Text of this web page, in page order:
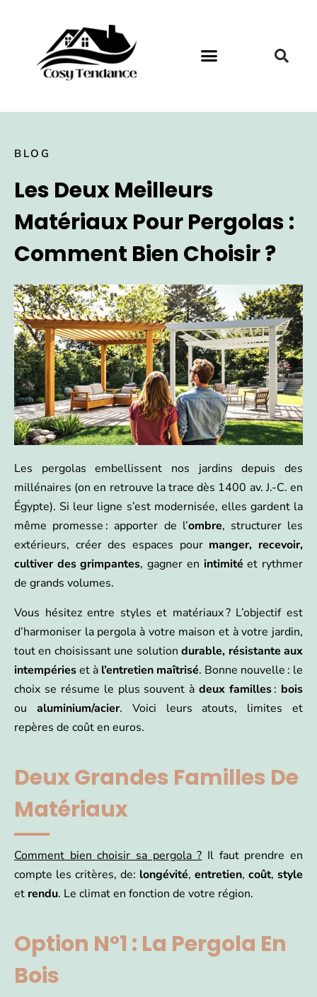
BLOG
Les Deux Meilleurs
Matériaux Pour Pergolas :
Comment Bien Choisir ?
Les pergolas embellissent nos jardins depuis des
millénaires (on en retrouve la trace dès 1400 av. J.-C. en
Égypte). Si leur ligne s’est modernisée, elles gardent la
même promesse : apporter de l’ombre, structurer les
extérieurs, créer des espaces pour manger, recevoir,
cultiver des grimpantes, gagner en intimité et rythmer
de grands volumes.
Vous hésitez entre styles et matériaux ? L’objectif est
d’harmoniser la pergola à votre maison et à votre jardin,
tout en choisissant une solutiondurable, résistante aux
intempérieset à l’entretien maîtrisé. Bonne nouvelle : le
choix se résume le plus souvent àdeux familles: bois
ou aluminium/acier. Voici leurs atouts, limites et
repères de coût en euros.
Deux Grandes Familles De
Matériaux
Comment bien choisir sa pergola ?Il faut prendre en
compte les critères, de: longévité, entretien, coût, style
et rendu. Le climat en fonction de votre région.
Option N°1 : La Pergola En
Bois